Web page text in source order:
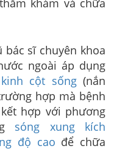
bác sĩ chuyên khoa
ngoài áp dụng
cột sống(nắn
hợp mà bệnh
hợp với phương
sóng xung kích
độ cao để chữa